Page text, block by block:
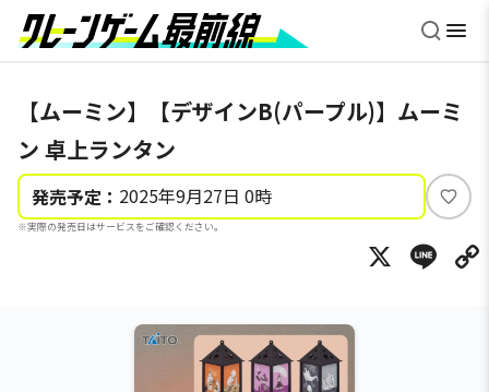
【ムーミン】【デザインB(パープル)】ムーミ
ン 卓上ランタン
発売予定： 2025年9月27日 0時
※実際の発売日はサービスをご確認ください。
い
ね
X